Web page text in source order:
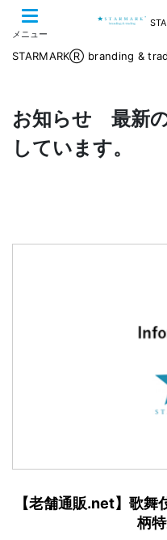
メニュー
STARMARKⓇ branding &
お知らせ 最新
しています。
【老舗通販.net】歌
柄